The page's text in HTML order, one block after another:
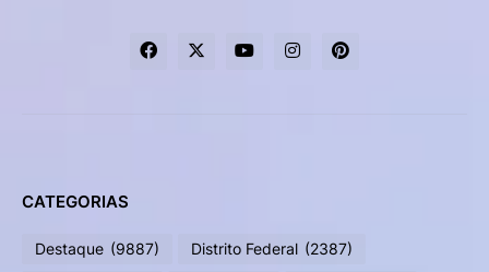
CATEGORIAS
Destaque (9887) Distrito Federal (2387)